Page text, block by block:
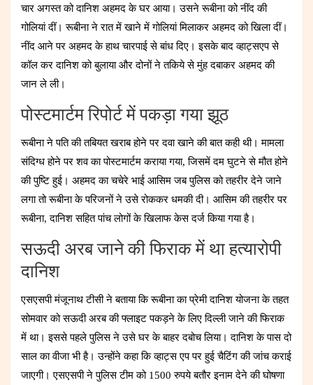
चार अगस्त को दानिश अहमद के घर आया। उसने रूबीना को नींद की
गोलियां दीं। रूबीना ने रात में खाने में गोलियां मिलाकर अहमद को खिला दीं।
नींद आने पर अहमद के हाथ चारपाई से बांध दिए। इसके बाद व्हाट्सएप से
कॉल कर दानिश को बुलाया और दोनों ने तकिये से मुंह दबाकर अहमद की
जान ले ली।
पोस्टमार्टम रिपोर्ट में पकड़ा गया झूठ
रूबीना ने पति की तबियत खराब होने पर दवा खाने की बात कही थी। मामला
संदिग्ध होने पर शव का पोस्टमार्टम कराया गया, जिसमें दम घुटने से मौत होने
की पुष्टि हुई। अहमद का चचेरे भाई आसिम जब पुलिस को तहरीर देने जाने
लगा तो रूबीना के परिजनों ने उसे रोककर धमकी दी। आसिम की तहरीर पर
रूबीना, दानिश सहित पांच लोगों के खिलाफ केस दर्ज किया गया है।
सऊदी अरब जाने की फिराक में था हत्यारोपी
दानिश
एसएसपी मंजूनाथ टीसी ने बताया कि रूबीना का प्रेमी दानिश योजना के तहत
सोमवार को सऊदी अरब की फ्लाइट पकड़ने के लिए दिल्ली जाने की फिराक
में था। इससे पहले पुलिस ने उसे घर के बाहर दबोच लिया। दानिश के पास दो
साल का वीजा भी है। उन्होंने कहा कि व्हाट्स एप पर हुई चैटिंग की जांच कराई
जाएगी। एसएसपी ने पुलिस टीम को 1500 रुपये बतौर इनाम देने की घोषणा